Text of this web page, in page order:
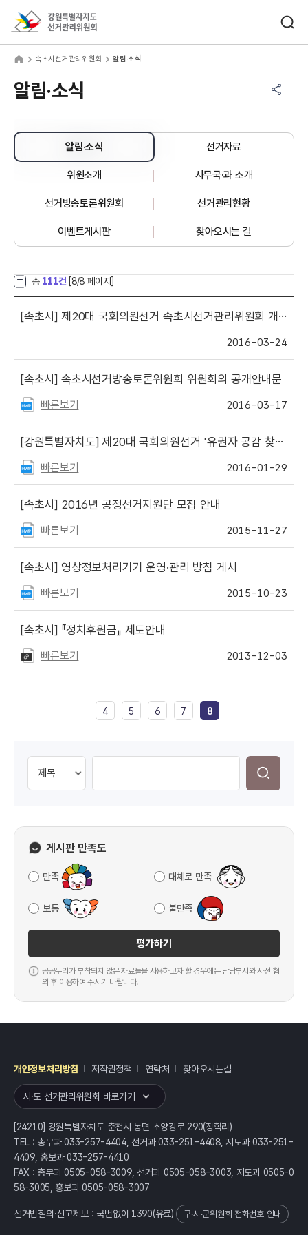
속초시선거관리위원회 알림·소식
알림·소식
알림·소식 선거자료
위원소개 사무국·과 소개
선거방송토론위원회 선거관리현황
이벤트게시판 찾아오시는 길
총 111건 [8/8 페이지]
[속초시] 제20대 국회의원선거 속초시선거관리위원회 개표참관인 신청 안내
2016-03-24
[속초시] 속초시선거방송토론위원회 위원회의 공개안내문
빠른보기 2016-03-17
[강원특별자치도] 제20대 국회의원선거 '유권자 공감 찾아가는 선거강연' 운영 안내
빠른보기 2016-01-29
[속초시] 2016년 공정선거지원단 모집 안내
빠른보기 2015-11-27
[속초시] 영상정보처리기기 운영·관리 방침 게시
빠른보기 2015-10-23
[속초시] 『정치후원금』 제도안내
빠른보기 2013-12-03
4 5 6 7 8
게시판 만족도
만족 대체로 만족
보통 불만족
평가하기
공공누리가 부착되지 않은 자료들을 사용하고자 할 경우에는 담당부서와 사전 협
의 후 이용하여 주시기 바랍니다.
개인정보처리방침 저작권정책 연락처 찾아오시는길
시·도 선거관리위원회 바로가기
[24210] 강원특별자치도 춘천시 동면 소양강로 290(장학리)
TEL : 총무과 033-257-4404, 선거과 033-251-4408, 지도과 033-251-
4409, 홍보과 033-257-4410
FAX : 총무과 0505-058-3009, 선거과 0505-058-3003, 지도과 0505-0
58-3005, 홍보과 0505-058-3007
선거법질의·신고제보 : 국번없이 1390(유료) 구·시·군위원회 전화번호 안내